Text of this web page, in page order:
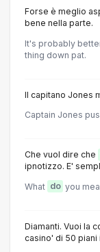
Forse è meglio
bene nella parte.
It's probably
thing down pat.
Il capitano Jones
Captain Jones
Che vuol dire che
ipnotizzo. E'
What do you
Diamanti. Vuoi la
casino' di 50 piani